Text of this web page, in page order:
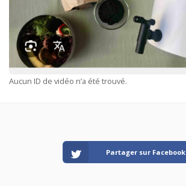
Aucun ID de vidéo n’a été trouvé.
Partager sur Facebook